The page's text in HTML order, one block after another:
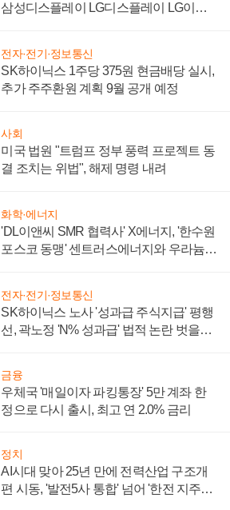
삼성디스플레이 LG디스플레이 LG이노
전자·전기·정보통신
SK하이닉스 1주당 375원 현금배당 실시,
추가 주주환원 계획 9월 공개 예정
사회
미국 법원 "트럼프 정부 풍력 프로젝트 동
결 조치는 위법", 해제 명령 내려
화학·에너지
'DL이앤씨 SMR 협력사' X에너지, '한수원
포스코 동맹' 센트러스에너지와 우라늄
전자·전기·정보통신
SK하이닉스 노사 '성과급 주식지급' 평행
선, 곽노정 'N% 성과급' 법적 논란 벗을지
금융
우체국 '매일이자 파킹통장' 5만 계좌 한
정으로 다시 출시, 최고 연 2.0% 금리
정치
AI시대 맞아 25년 만에 전력산업 구조개
편 시동, '발전5사 통합' 넘어 '한전 지주사'